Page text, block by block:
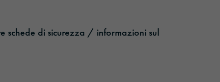
schede di sicurezza / informazioni sul